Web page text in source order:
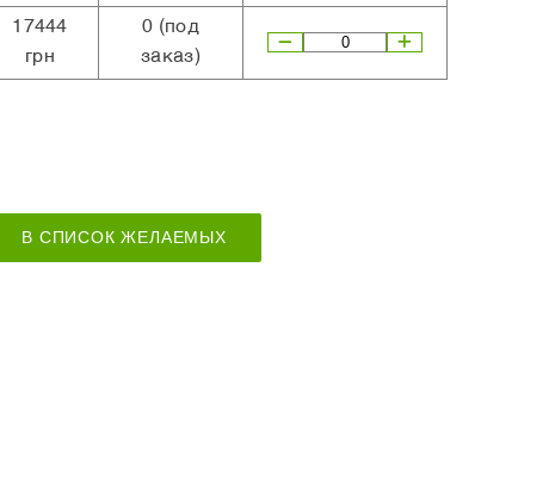
17444
грн
0 (под
заказ)
В СПИСОК ЖЕЛАЕМЫХ